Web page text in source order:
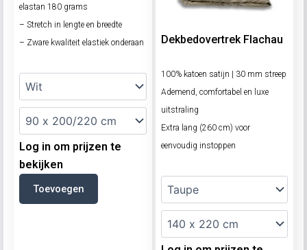
elastan 180 grams
– Stretch in lengte en breedte
– Zware kwaliteit elastiek onderaan
Log in om prijzen te
bekijken
Toevoegen
Dekbedovertrek Flachau
100% katoen satijn | 30 mm streep
Ademend, comfortabel en luxe
uitstraling
Extra lang (260 cm) voor
eenvoudig instoppen